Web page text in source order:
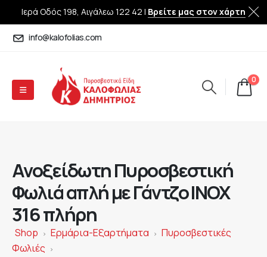
Ιερά Οδός 198, Αιγάλεω 122 42 | Βρείτε μας στον χάρτη
info@kalofolias.com
0
Ανοξείδωτη Πυροσβεστική
Φωλιά απλή με Γάντζο ΙΝΟΧ
316 πλήρη
Shop > Ερμάρια-Εξαρτήματα > Πυροσβεστικές
Φωλιές
>